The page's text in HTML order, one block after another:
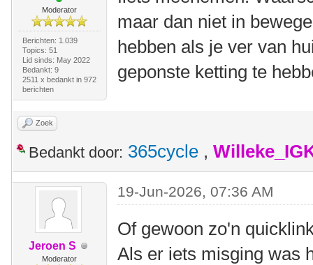
Moderator
Berichten: 1.039
Topics: 51
Lid sinds: May 2022
Bedankt: 9
2511 x bedankt in 972
berichten
maar dan niet in
hebben als je ver van
geponste ketting te
Zoek
Bedankt door: 365cycle ,
Jeroen S
Moderator
19-Jun-2026, 07:36 AM
Of gewoon zo'n
Als er iets misging was